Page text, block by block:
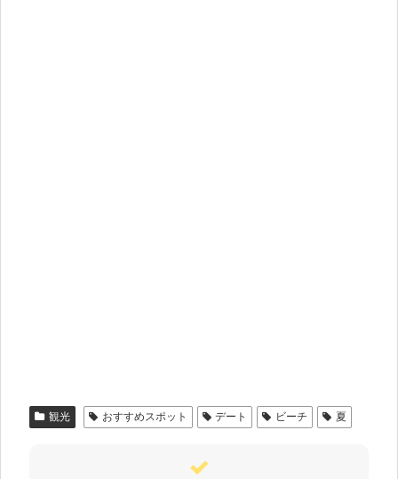
観光 おすすめスポット デート ビーチ 夏